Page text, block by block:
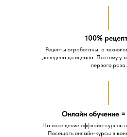
Рецепты отработаны, а
доведена до идеала. Поэтому у
первого раза.
100%
На посещение оффлайн-курсов
Посещать онлайн-курсы в
Онлайн обучение